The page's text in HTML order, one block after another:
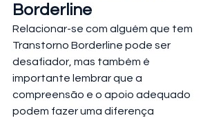
Borderline
Relacionar-se com alguém que tem
Transtorno Borderline pode ser
desafiador, mas também é
importante lembrar que a
compreensão e o apoio adequado
podem fazer uma diferença